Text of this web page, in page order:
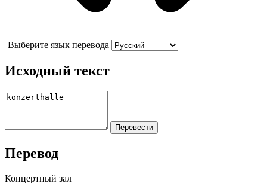
Выберите язык перевода
Исходный текст
Перевод
Концертный зал